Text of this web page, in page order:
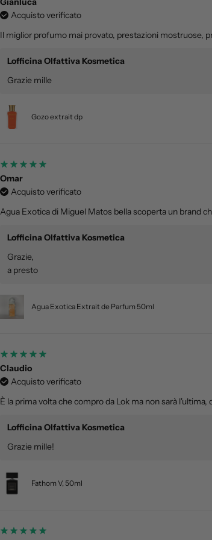
Acquisto verificato
Il miglior profumo mai provato, prestazioni mostruose,
Lofficina Olfattiva Kosmetica
Grazie mille
Gozo extrait dp
Omar
Acquisto verificato
Agua Exotica di Miguel Matos bella scoperta un brand
Lofficina Olfattiva Kosmetica
Grazie,
a presto
Agua Exotica Extrait de Parfum 50ml
Claudio
Acquisto verificato
È la prima volta che compro da Lok ma non sarà
Lofficina Olfattiva Kosmetica
Grazie mille!
Fathom V, 50ml